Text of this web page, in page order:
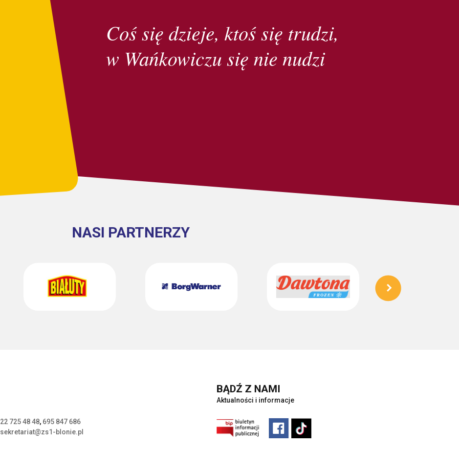
Coś się dzieje, ktoś się trudzi,
w Wańkowiczu się nie nudzi
NASI PARTNERZY
22 725 48 48, 695 847 686
sekretariat@zs1-blonie.pl
BĄDŹ Z NAMI
Aktualności i informacje